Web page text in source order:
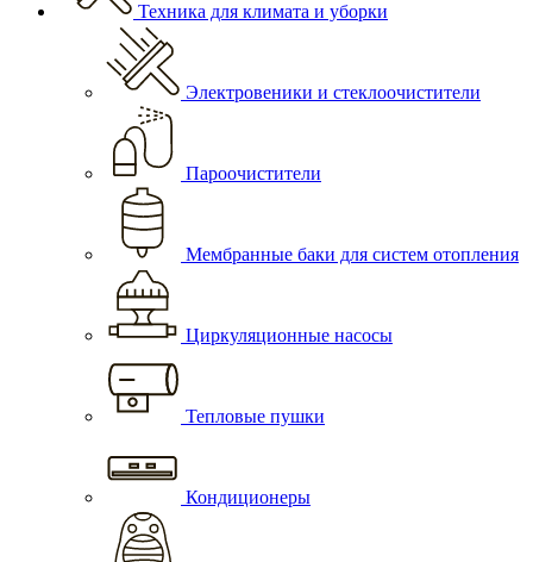
Техника для климата и уборки
Электровеники и стеклоочистители
Пароочистители
Мембранные баки для систем отопления
Циркуляционные насосы
Тепловые пушки
Кондиционеры